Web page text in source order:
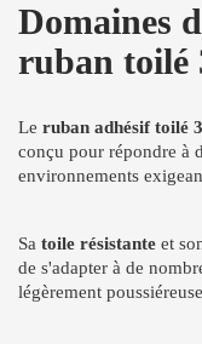
Domaines
ruban
Le ruban adhésif toilé
conçu pour répondre à
environnements
Sa toile résistante et
de s'adapter à de
légèrement